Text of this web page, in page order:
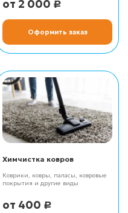
2 000 Р
Оформить заказ
Химчистка ковров
Коврики, ковры, паласы, ковровые
покрытия и другие виды
400 Р